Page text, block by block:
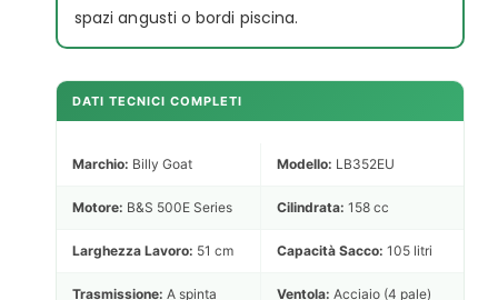
spazi angusti o bordi piscina.
DATI TECNICI COMPLETI
Marchio: Billy Goat Modello: LB352EU
Motore: B&S 500E Series Cilindrata: 158 cc
Larghezza Lavoro: 51 cm Capacità Sacco: 105 litri
Trasmissione: A spinta Ventola: Acciaio (4 pale)